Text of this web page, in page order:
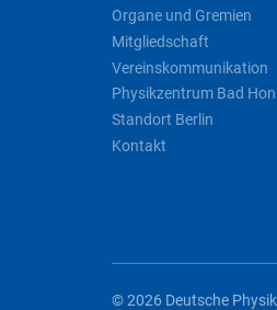
Organe und Gremien
Mitgliedschaft
Vereinskommunikation
Physikzentrum Bad
Standort Berlin
Kontakt
© 2026 Deutsche